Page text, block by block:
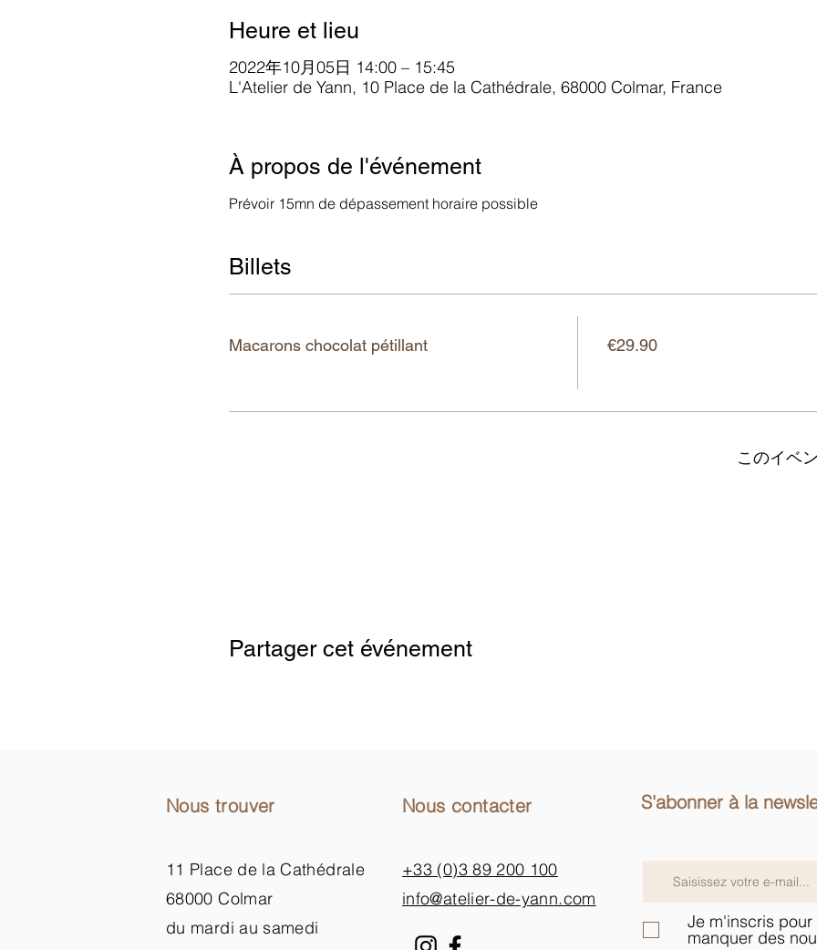
Heure et lieu
2022年10月05日 14:00 – 15:45
L'Atelier de Yann, 10 Place de la Cathédrale, 68000 Colmar, France
À propos de l'événement
Prévoir 15mn de dépassement horaire possible
Billets
Macarons chocolat pétillant €29.90
このイベ
Partager cet événement
Nous trouver
11 Place de la Cathédrale
68000 Colmar
du mardi au samedi
Nous contacter
+33 (0)3 89 200 100​
info@atelier-de-yann.com
S'abonner à la
Je m'inscris pour
manquer des